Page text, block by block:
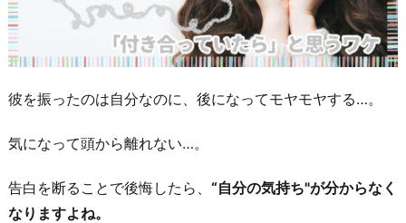
彼を振ったのは自分なのに、後になってモヤモヤする…。
気になって頭から離れない…。
告白を断ることで後悔したら、 “自分の気持ち"が分からなく
なりますよね。